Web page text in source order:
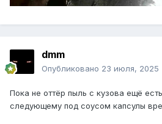
dmm
Опубликовано 23 июля, 2025
Пока не оттёр пыль с кузова ещё
следующему под соусом капсулы